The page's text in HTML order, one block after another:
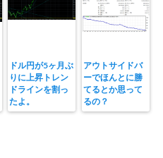
ドル円が5ヶ月ぶ
りに上昇トレン
ドラインを割っ
たよ。
アウトサイドバ
ーでほんとに勝
てるとか思って
るの？